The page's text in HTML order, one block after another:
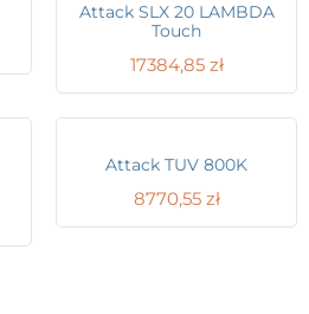
Attack SLX 20 LAMBDA
Touch
17384,85 zł
Attack TUV 800K
8770,55 zł